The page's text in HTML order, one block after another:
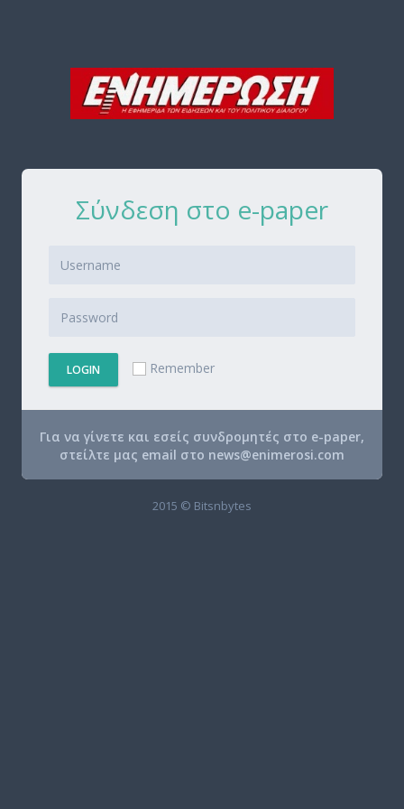
Σύνδεση στο e-paper
LOGIN Remember
Για να γίνετε και εσείς συνδρομητές στο e-paper,
στείλτε μας email στο news@enimerosi.com
2015 © Bitsnbytes